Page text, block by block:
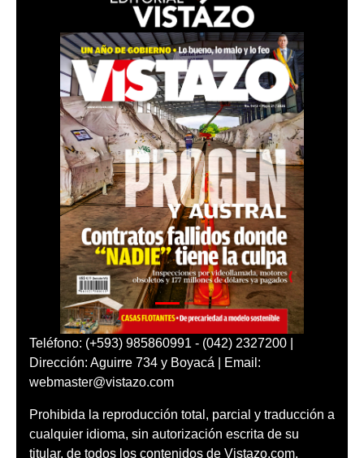
Teléfono: (+593) 985860991 - (042) 2327200 |
Dirección: Aguirre 734 y Boyacá | Email:
webmaster@vistazo.com
Prohibida la reproducción total, parcial y traducción a
cualquier idioma, sin autorización escrita de su
titular, de todos los contenidos de Vistazo.com.